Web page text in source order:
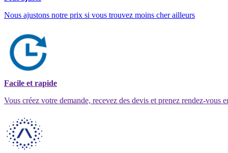
Nous ajustons notre prix si vous trouvez moins cher ailleurs
Facile et rapide
Vous créez votre demande, recevez des devis et prenez rendez-vous